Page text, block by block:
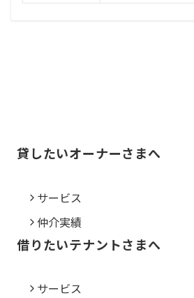
貸したいオーナーさまへ
サービス
仲介実績
借りたいテナントさまへ
サービス